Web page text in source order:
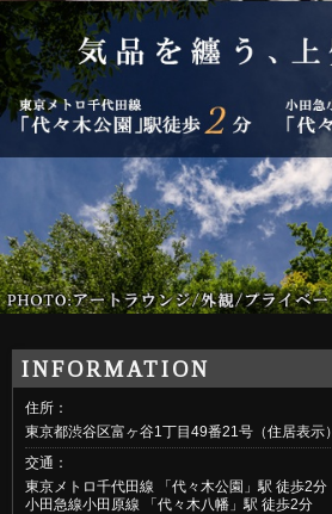
住所：
東京都渋谷区富ヶ谷1丁目49番21号（住居表示）
交通：
東京メトロ千代田線 「代々木公園」駅 徒歩2分
小田急線小田原線 「代々木八幡」駅 徒歩2分